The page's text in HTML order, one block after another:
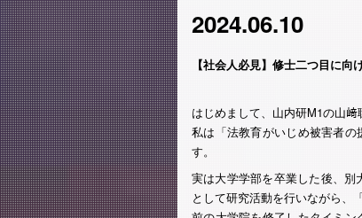
2024.06.10
【社会人必見】修士二つ目に向
はじめまして、山内研M1の山﨑
私は「法教育がいじめ被害者
す。
実は大学学部を卒業した後、
として研究活動を行いながら、